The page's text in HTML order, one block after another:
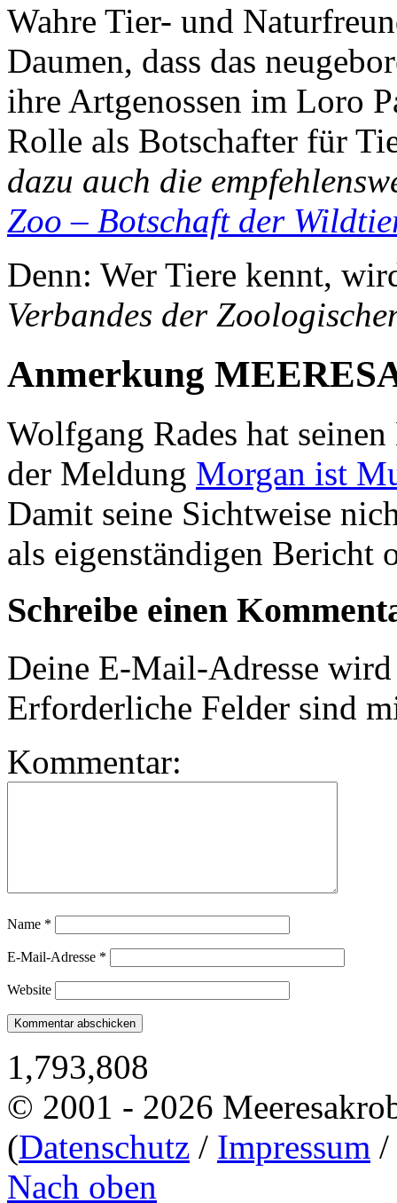
Wahre Tier- und
Daumen, dass das
ihre Artgenossen im Loro
Rolle als Botschafter für
dazu auch die
Zoo – Botschaft der
Denn: Wer Tiere kennt,
Verbandes der
Anmerkung
Wolfgang Rades hat
der Meldung Morgan ist
Damit seine Sichtweise
als eigenständigen Bericht
Schreibe einen
Deine E-Mail-Adresse
Erforderliche Felder sind
Kommentar:
Name *
E-Mail-Adresse *
Website
1,793,808
© 2001 - 2026
(Datenschutz / Impressum /
Nach oben